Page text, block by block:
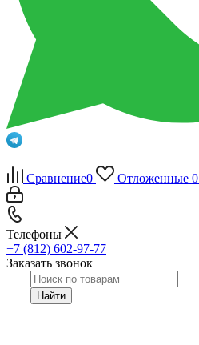
Сравнение0 Отложенные 0
Телефоны
+7 (812) 602-97-77
Заказать звонок
Найти